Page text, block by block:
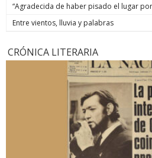
“Agradecida de haber pisado el lugar
Entre vientos, lluvia y palabras
CRÓNICA LITERARIA